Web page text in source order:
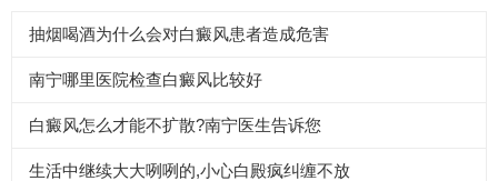
抽烟喝酒为什么会对白癜风患者造成危害
南宁哪里医院检查白癜风比较好
白癜风怎么才能不扩散?南宁医生告诉您
生活中继续大大咧咧的,小心白殿疯纠缠不放